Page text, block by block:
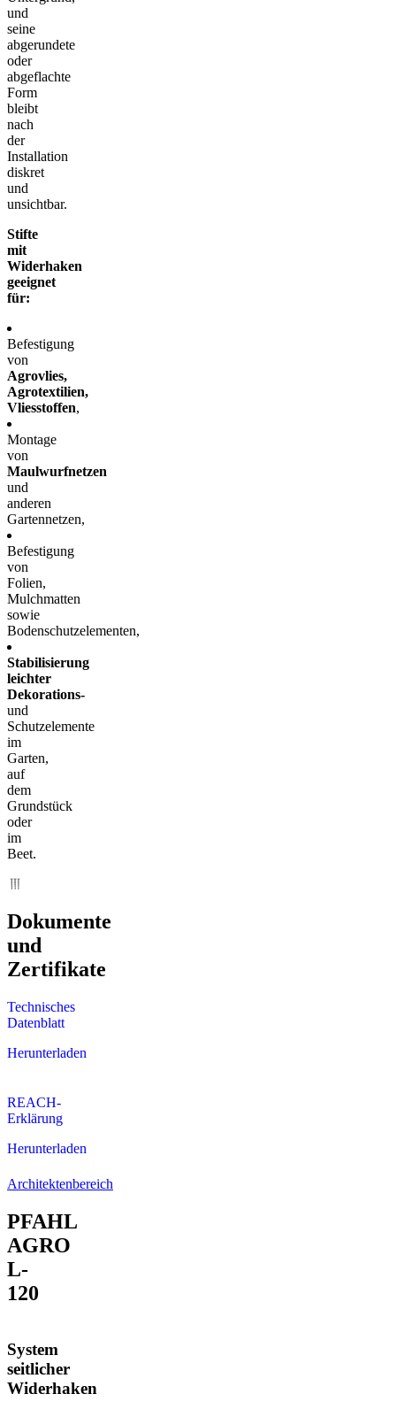
und
seine
abgerundete
oder
abgeflachte
Form
bleibt
nach
der
Installation
diskret
und
unsichtbar.
Stifte
mit
Widerhaken
geeignet
für:
Befestigung
von
Agrovlies,
Agrotextilien,
Vliesstoffen,
Montage
von
Maulwurfnetzen
und
anderen
Gartennetzen,
Befestigung
von
Folien,
Mulchmatten
sowie
Bodenschutzelementen,
Stabilisierung
leichter
Dekorations-
und
Schutzelemente
im
Garten,
auf
dem
Grundstück
oder
im
Beet.
Dokumente
und
Zertifikate
Technisches
Datenblatt
Herunterladen
REACH-
Erklärung
Herunterladen
Architektenbereich
PFAHL
AGRO
L-
120
System
seitlicher
Widerhaken